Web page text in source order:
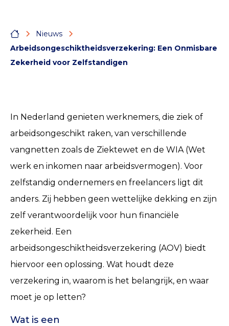
Nieuws
Arbeidsongeschiktheidsverzekering: Een Onmisbare
Zekerheid voor Zelfstandigen
In Nederland genieten werknemers, die ziek of
arbeidsongeschikt raken, van verschillende
vangnetten zoals de Ziektewet en de WIA (Wet
werk en inkomen naar arbeidsvermogen). Voor
zelfstandig ondernemers en freelancers ligt dit
anders. Zij hebben geen wettelijke dekking en zijn
zelf verantwoordelijk voor hun financiële
zekerheid. Een
arbeidsongeschiktheidsverzekering (AOV) biedt
hiervoor een oplossing. Wat houdt deze
verzekering in, waarom is het belangrijk, en waar
moet je op letten?
Wat is een